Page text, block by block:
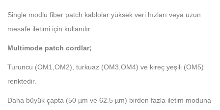
Single modlu fiber patch kablolar yüksek veri hızları veya uzun
mesafe iletimi için kullanılır.
Multimode patch cordlar;
Turuncu (OM1,OM2), turkuaz (OM3,OM4) ve kireç yeşili (OM5)
renktedir.
Daha büyük çapta (50 µm ve 62.5 µm) birden fazla iletim moduna